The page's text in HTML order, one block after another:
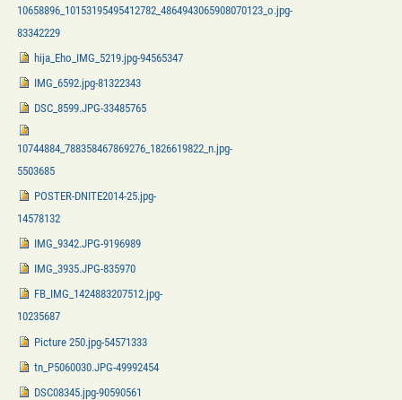
10658896_10153195495412782_4864943065908070123_o.jpg-
83342229
hija_Eho_IMG_5219.jpg-94565347
IMG_6592.jpg-81322343
DSC_8599.JPG-33485765
10744884_788358467869276_1826619822_n.jpg-
5503685
POSTER-DNITE2014-25.jpg-
14578132
IMG_9342.JPG-9196989
IMG_3935.JPG-835970
FB_IMG_1424883207512.jpg-
10235687
Picture 250.jpg-54571333
tn_P5060030.JPG-49992454
DSC08345.jpg-90590561